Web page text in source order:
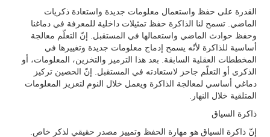
القدرة على حفظ واستعمال معلومات جديدة واستعادة ذكريات
الماضي. تسمح لنا الذاكرة حفظ تمثيلات داخلية للمعرفة في دماغنا
وحفظ حوادث الماضي واستعمالها في المستقبل. إنّ التعلّم معالجة
أساسية للذاكرة لأنّه يسمح إدماج معلومات جديدة وتغييرها في
المخططات العقلية السابقة. بعد هذا الترميز والتخزين، المعلومات، أو
الذكرى أو التعلّم جاحز لاستعادته في المستقبل. إنّ الحصين تركيز
دماغي أساسي لمعالجة الذاكرة ويعمل خلال النوم لتعزيز المعلومات
المتلقية خلال النهار.
ذاكرة السياق
إنّ ذاكرة السياق هو مهارة الحفظ وتمييز مصدر حقيقي لذكر خاص.